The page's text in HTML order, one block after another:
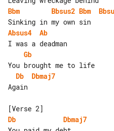
Bbm
Bbsus2 Bbm
Absus4
Ab
Gb
Db
Dbmaj7
Again
Db
Dbmaj7